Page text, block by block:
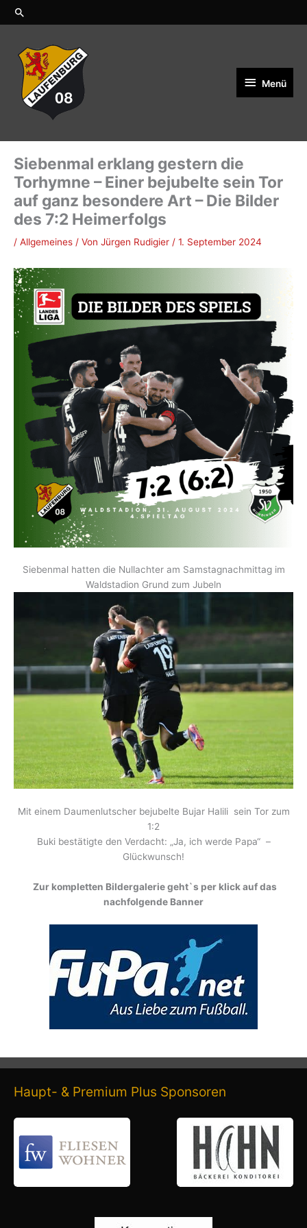
ZumSuchen
Menü
Menü
Siebenmal erklang gestern die
Torhymne – Einer bejubelte sein Tor
auf ganz besondere Art – Die Bilder
des 7:2 Heimerfolgs
/ Allgemeines / Von Jürgen Rudigier / 1. September 2024
Siebenmal hatten die Nullachter am Samstagnachmittag im
Waldstadion Grund zum Jubeln
Mit einem Daumenlutscher bejubelte Bujar Halili sein Tor zum
1:2
Buki bestätigte den Verdacht: „Ja, ich werde Papa“ –
Glückwunsch!
Zur kompletten Bildergalerie geht`s per klick auf das
nachfolgende Banner
Haupt- & Premium Plus Sponsoren